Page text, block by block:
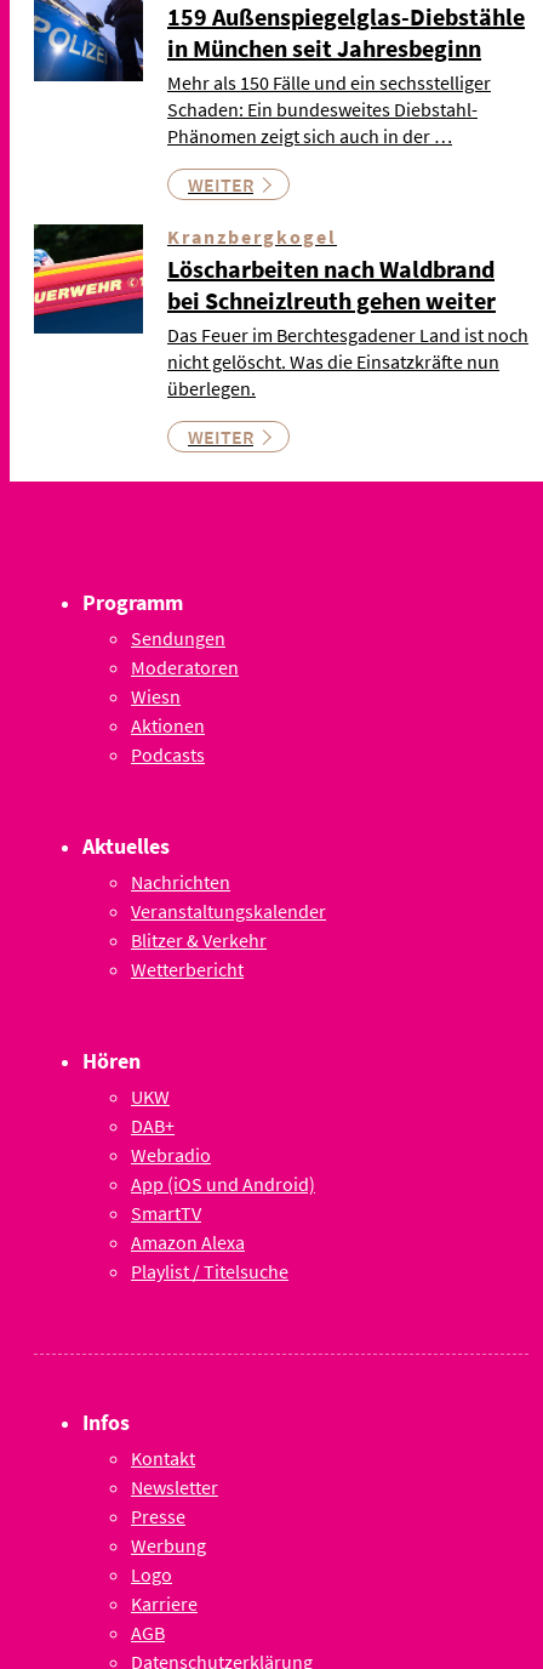
159 Außenspiegelglas-Diebstähle
in München seit Jahresbeginn
Mehr als 150 Fälle und ein sechsstelliger
Schaden: Ein bundesweites Diebstahl-
Phänomen zeigt sich auch in der …
WEITER
Kranzbergkogel
Löscharbeiten nach Waldbrand
bei Schneizlreuth gehen weiter
Das Feuer im Berchtesgadener Land ist noch
nicht gelöscht. Was die Einsatzkräfte nun
überlegen.
WEITER
Programm
Sendungen
Moderatoren
Wiesn
Aktionen
Podcasts
Aktuelles
Nachrichten
Veranstaltungskalender
Blitzer & Verkehr
Wetterbericht
Hören
UKW
DAB+
Webradio
App (iOS und Android)
SmartTV
Amazon Alexa
Playlist / Titelsuche
Infos
Kontakt
Newsletter
Presse
Werbung
Logo
Karriere
AGB
Datenschutzerklärung